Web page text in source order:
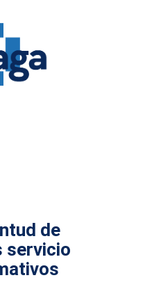
de
servicio